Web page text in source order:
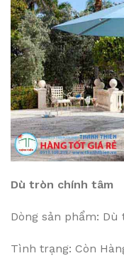
Dù tròn chính tâm
Dòng sản phẩm:
Tình trạng: Còn